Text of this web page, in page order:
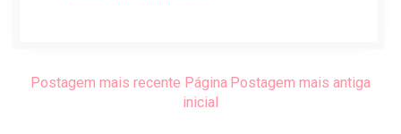
Postagem mais recente Postagem mais antiga
Página
inicial